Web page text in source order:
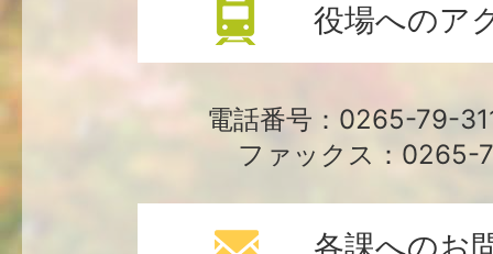
役場へのア
電話番号：0265-79-
ファックス：0265-
各課へのお